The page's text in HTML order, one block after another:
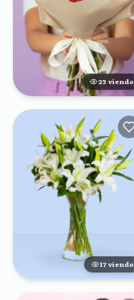
24 viendo
17 viendo